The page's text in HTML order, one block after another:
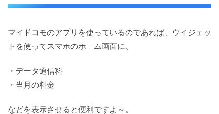
マイドコモのアプリを使っているのであれば、ウイジェッ
トを使ってスマホのホーム画面に、
・データ通信料
・当月の料金
などを表示させると便利ですよ～。